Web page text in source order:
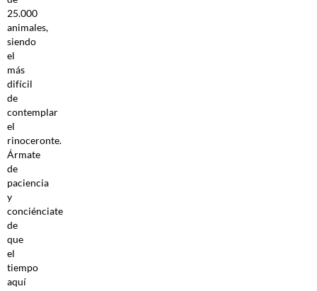
25.000
animales,
siendo
el
más
difícil
de
contemplar
el
rinoceronte.
Ármate
de
paciencia
y
conciénciate
de
que
el
tiempo
aquí